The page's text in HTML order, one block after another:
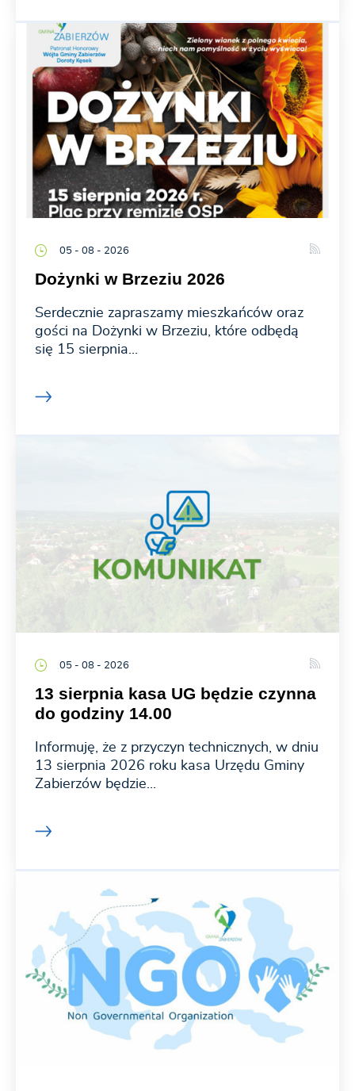
05 - 08 - 2026
Dożynki w Brzeziu 2026
Serdecznie zapraszamy mieszkańców oraz
gości na Dożynki w Brzeziu, które odbędą
się 15 sierpnia...
05 - 08 - 2026
13 sierpnia kasa UG będzie czynna
do godziny 14.00
Informuję, że z przyczyn technicznych, w dniu
13 sierpnia 2026 roku kasa Urzędu Gminy
Zabierzów będzie...